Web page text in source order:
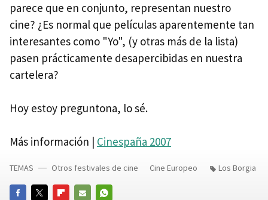
parece que en conjunto, representan nuestro
cine? ¿Es normal que películas aparentemente tan
interesantes como "Yo", (y otras más de la lista)
pasen prácticamente desapercibidas en nuestra
cartelera?
Hoy estoy preguntona, lo sé.
Más información | Cinespaña 2007
TEMAS Otros festivales de cine Cine Europeo Los Borgia